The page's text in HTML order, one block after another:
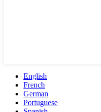
English
French
German
Portuguese